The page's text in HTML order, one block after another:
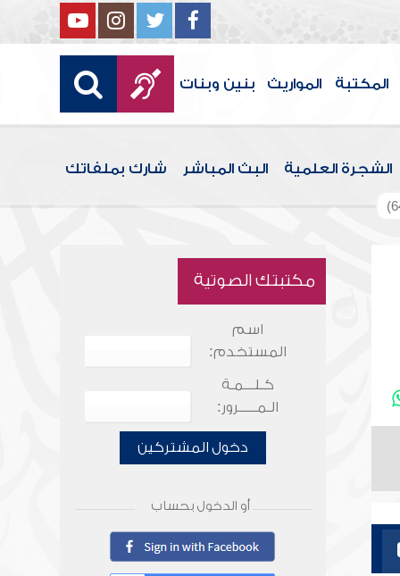
المكتبة المواريث بنين وبنات
الشجرة العلمية البث المباشر شارك بملفاتك
مكتبتك الصوتية
اسم
المستخدم:
كـلـــمـة
الـمـــــرور:
دخول المشتركين
أو الدخول بحساب